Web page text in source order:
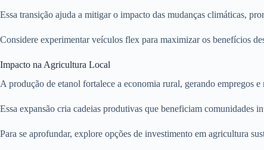
Essa transição ajuda a mitigar o impacto das mudanças climáticas,
Considere experimentar veículos flex para maximizar os benefícios
Impacto na Agricultura Local
A produção de etanol fortalece a economia rural, gerando empregos
Essa expansão cria cadeias produtivas que beneficiam comunidades
Para se aprofundar, explore opções de investimento em agricultura